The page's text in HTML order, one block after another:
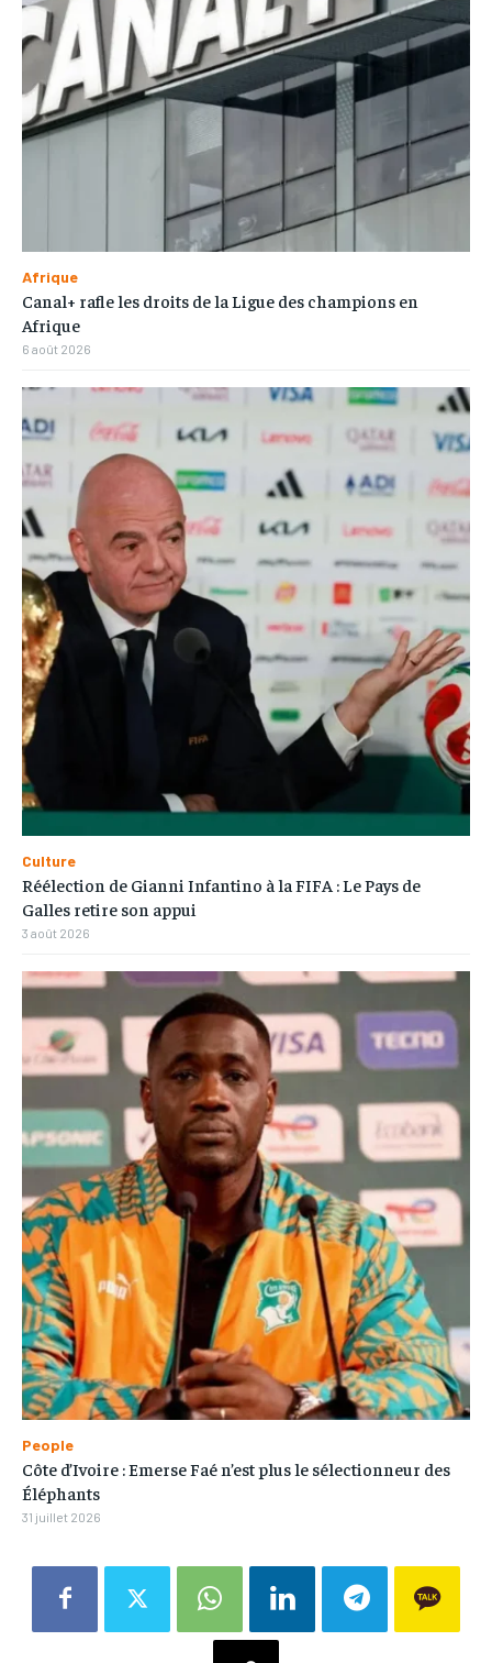
Afrique
Canal+ rafle les droits de la Ligue des champions en
Afrique
6 août 2026
Culture
Réélection de Gianni Infantino à la FIFA : Le Pays de
Galles retire son appui
3 août 2026
People
Côte d’Ivoire : Emerse Faé n’est plus le sélectionneur des
Éléphants
31 juillet 2026